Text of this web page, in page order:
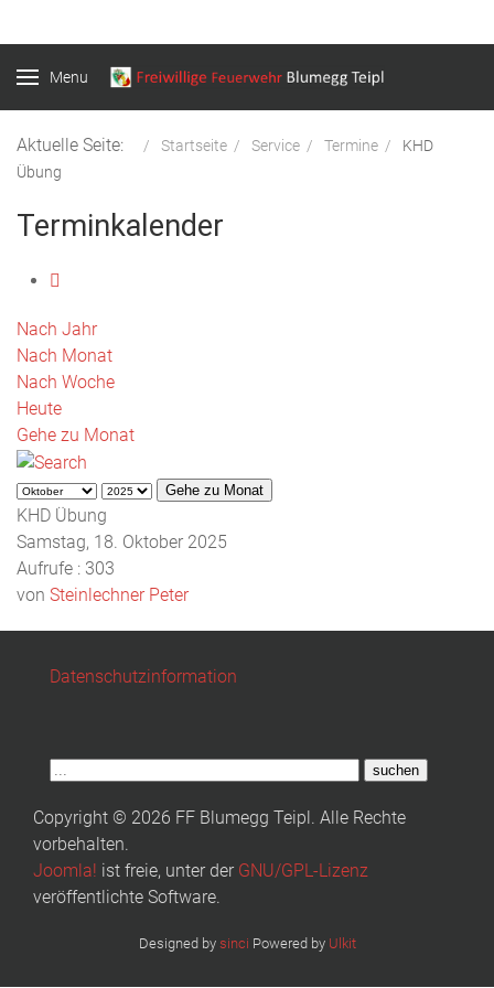
Menu
Aktuelle Seite: Startseite Service Termine
KHD
Übung
Terminkalender
Nach Jahr
Nach Monat
Nach Woche
Heute
Gehe zu Monat
Gehe zu Monat
KHD Übung
Samstag, 18. Oktober 2025
Aufrufe : 303
von Steinlechner Peter
Datenschutzinformation
suchen
Copyright © 2026 FF Blumegg Teipl. Alle Rechte
vorbehalten.
Joomla! ist freie, unter der GNU/GPL-Lizenz
veröffentlichte Software.
Designed by sinci Powered by Ulkit